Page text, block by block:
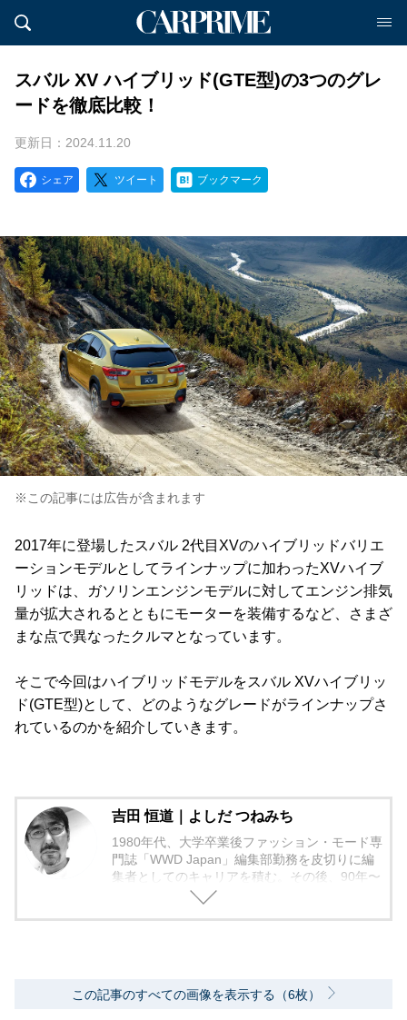
スバル XV ハイブリッド(GTE型)の3つのグレ
ードを徹底比較！
更新日：2024.11.20
シェア ツイート ブックマーク
※この記事には広告が含まれます
2017年に登場したスバル 2代目XVのハイブリッドバリエ
ーションモデルとしてラインナップに加わったXVハイブ
リッドは、ガソリンエンジンモデルに対してエンジン排気
量が拡大されるとともにモーターを装備するなど、さまざ
まな点で異なったクルマとなっています。
そこで今回はハイブリッドモデルをスバル XVハイブリッ
ド(GTE型)として、どのようなグレードがラインナップさ
れているのかを紹介していきます。
吉田 恒道｜よしだ つねみち
1980年代、大学卒業後ファッション・モード専
門誌「WWD Japan」編集部勤務を皮切りに編
集者としてのキャリアを積む。その後、90年〜
2000年代、中堅出版社ダイヤモンド社の自動車
この記事のすべての画像を表示する（6枚）